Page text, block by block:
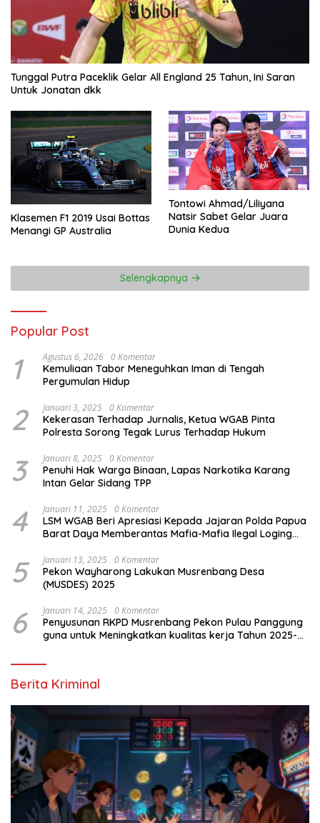
Tunggal Putra Paceklik Gelar All England 25 Tahun, Ini Saran
Untuk Jonatan dkk
Klasemen F1 2019 Usai Bottas
Menangi GP Australia
Tontowi Ahmad/Liliyana
Natsir Sabet Gelar Juara
Dunia Kedua
Selengkapnya
Popular Post
1 Agustus 6, 2026 0 Komentar
Kemuliaan Tabor Meneguhkan Iman di Tengah
Pergumulan Hidup
2 Januari 3, 2025 0 Komentar
Kekerasan Terhadap Jurnalis, Ketua WGAB Pinta
Polresta Sorong Tegak Lurus Terhadap Hukum
3 Januari 8, 2025 0 Komentar
Penuhi Hak Warga Binaan, Lapas Narkotika Karang
Intan Gelar Sidang TPP
4 Januari 11, 2025 0 Komentar
LSM WGAB Beri Apresiasi Kepada Jajaran Polda Papua
Barat Daya Memberantas Mafia-Mafia Ilegal Loging
5 Januari 13, 2025 0 Komentar
Pekon Wayharong Lakukan Musrenbang Desa
(MUSDES) 2025
6 Januari 14, 2025 0 Komentar
Penyusunan RKPD Musrenbang Pekon Pulau Panggung
guna untuk Meningkatkan kualitas kerja Tahun 2025-
Berita Kriminal